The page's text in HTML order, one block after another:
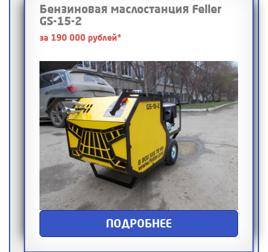
Бензиновая маслостанция Feller
GS-15-2
за 190 000 рублей*
ПОДРОБНЕЕ